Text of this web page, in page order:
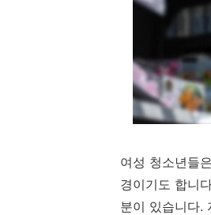
여성 청소년들
경이기도 합니
분이 있습니다.